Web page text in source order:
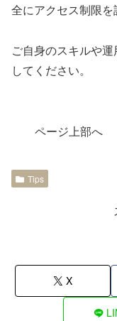
全にアクセス制限を
ご自身のスキルや
してください。
ページ上部へ
Tips
X